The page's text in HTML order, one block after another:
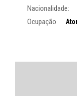
Nacionalidade:
Ocupação